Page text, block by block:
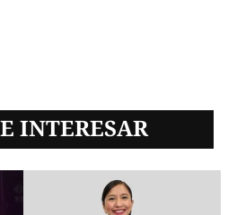
INTERESAR